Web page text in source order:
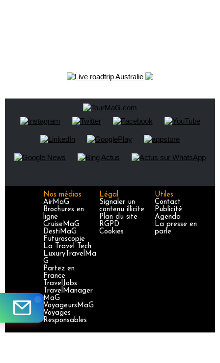
Nos médias
AirMaG
Brochures en
ligne
CruiseMaG
DestiMaG
Futuroscopie
La Travel Tech
LuxuryTravelMa
G
Partez en
France
TravelJobs
TravelManager
MaG
VoyageursMaG
Voyages
Responsables
Légal
Signaler un
contenu illicite
Plan du site
RGPD
Cookies
Utiles
Contact
Publicité
Agenda
La presse en
parle